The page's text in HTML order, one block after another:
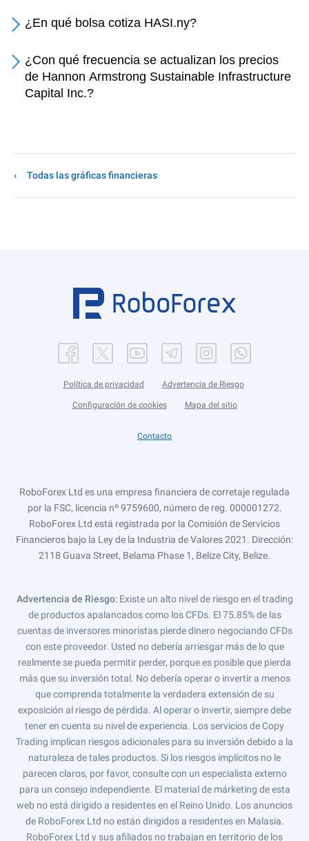
¿En qué bolsa cotiza HASI.ny?
¿Con qué frecuencia se actualizan los precios
de Hannon Armstrong Sustainable Infrastructure
Capital Inc.?
Todas las gráficas financieras
Política de privacidad Advertencia de Riesgo
Configuración de cookies Mapa del sitio
Contacto
RoboForex Ltd es una empresa financiera de corretaje regulada
por la FSC, licencia nº 9759600, número de reg. 000001272.
RoboForex Ltd está registrada por la Comisión de Servicios
Financieros bajo la Ley de la Industria de Valores 2021. Dirección:
2118 Guava Street, Belama Phase 1, Belize City, Belize.
Advertencia de Riesgo: Existe un alto nivel de riesgo en el trading
de productos apalancados como los CFDs. El 75.85% de las
cuentas de inversores minoristas pierde dinero negociando CFDs
con este proveedor. Usted no debería arriesgar más de lo que
realmente se pueda permitir perder, porque es posible que pierda
más que su inversión total. No debería operar o invertir a menos
que comprenda totalmente la verdadera extensión de su
exposición al riesgo de pérdida. Al operar o invertir, siempre debe
tener en cuenta su nivel de experiencia. Los servicios de Copy
Trading implican riesgos adicionales para su inversión debido a la
naturaleza de tales productos. Si los riesgos implícitos no le
parecen claros, por favor, consulte con un especialista externo
para un consejo independiente. El material de márketing de esta
web no está dirigido a residentes en el Reino Unido. Los anuncios
de RoboForex Ltd no están dirigidos a residentes en Malasia.
RoboForex Ltd y sus afiliados no trabajan en territorio de los